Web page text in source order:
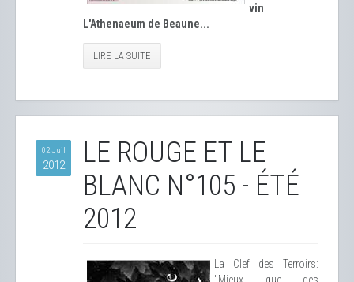
vin
L'Athenaeum de Beaune...
LIRE LA SUITE
02 Juil
2012
LE ROUGE ET LE
BLANC N°105 - ÉTÉ
2012
La Clef des Terroirs: